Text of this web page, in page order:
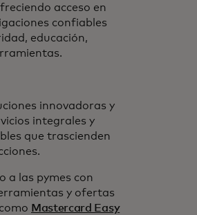
acceso en
confiables
educación,
innovadoras y
integrales y
que trascienden
a las pymes con
y ofertas
Mastercard Easy